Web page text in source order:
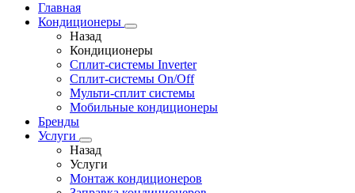
Главная
Кондиционеры
Назад
Кондиционеры
Сплит-системы Inverter
Сплит-системы On/Off
Мульти-сплит системы
Мобильные кондиционеры
Бренды
Услуги
Назад
Услуги
Монтаж кондиционеров